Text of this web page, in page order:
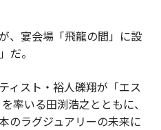
、宴会場「飛龍の間」に設
だ。
ィスト・裕人礫翔が「エス
率いる田渕浩之とともに、
のラグジュアリーの未来に